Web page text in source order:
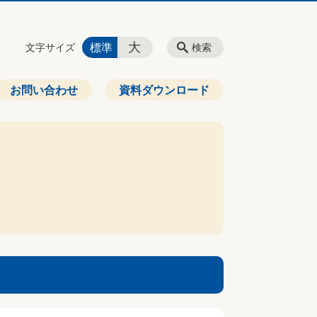
お問い合わせ 資料ダウンロード
検索
文字サイズ 標準 大